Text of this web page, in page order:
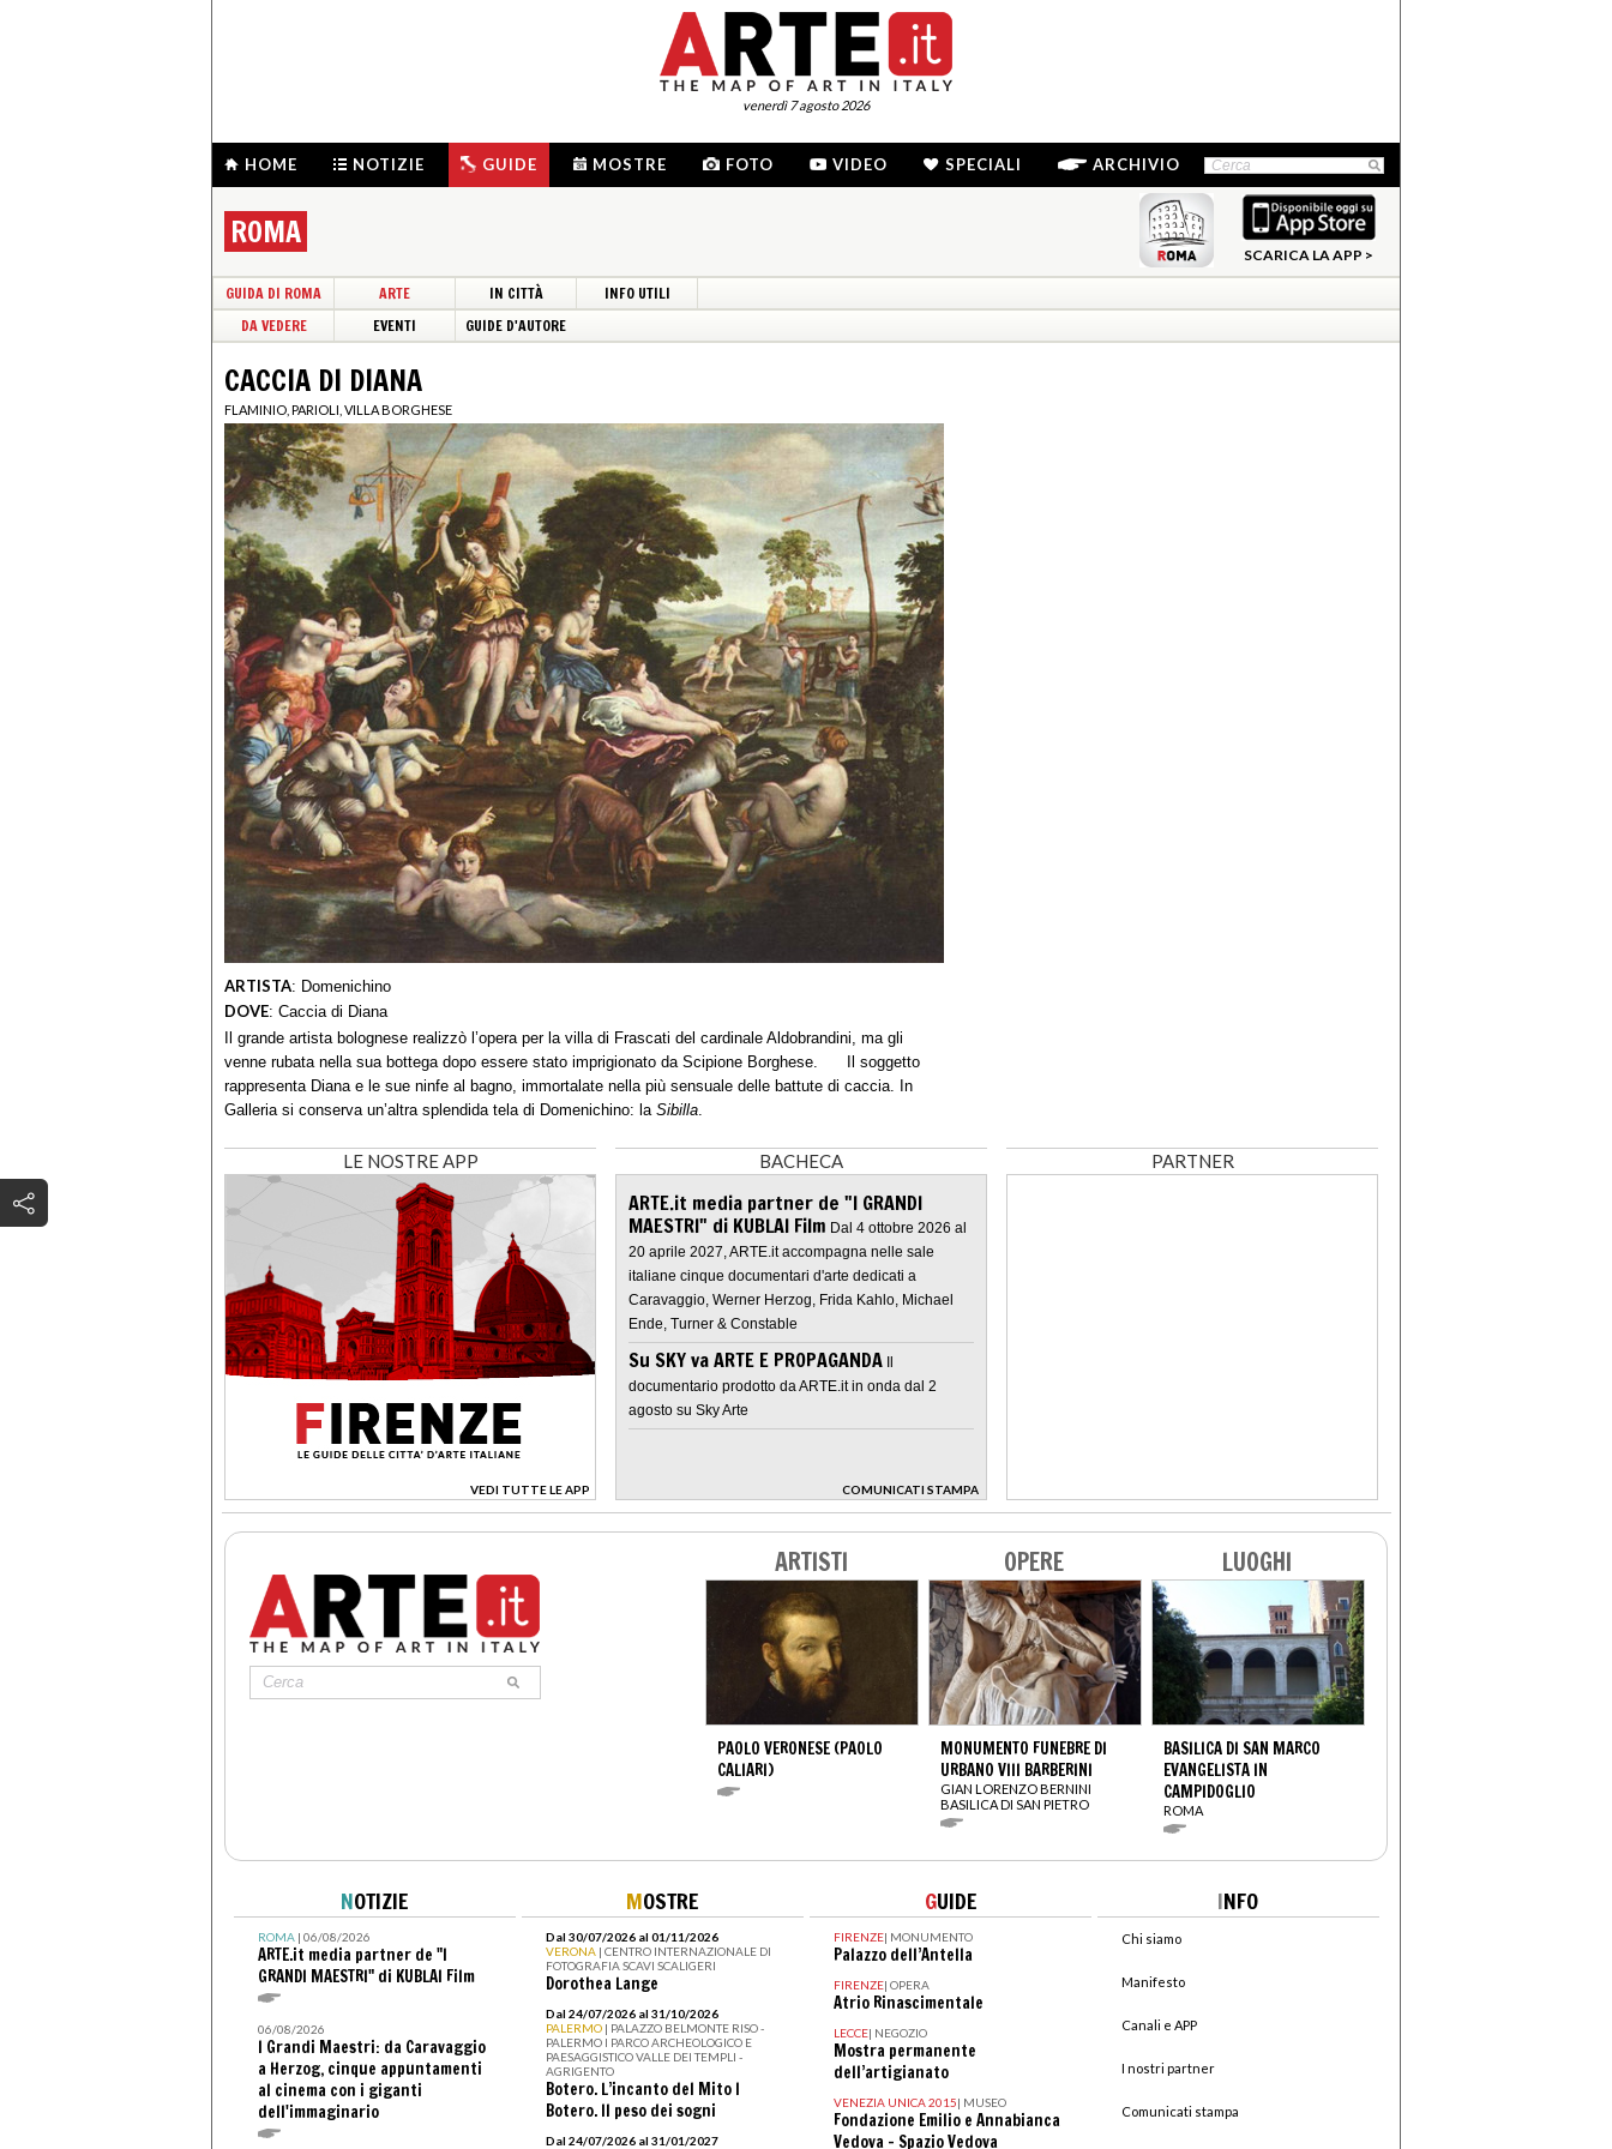
venerdì 7 agosto 2026
HOME NOTIZIE GUIDE MOSTRE FOTO VIDEO SPECIALI ARCHIVIO
ROMA
SCARICA LA APP >
GUIDA DI ROMA ARTE IN CITTÀ
INFO UTILI
DA VEDERE
EVENTI GUIDE D'AUTORE
CACCIA DI DIANA
FLAMINIO, PARIOLI, VILLA BORGHESE
ARTISTA: Domenichino
DOVE: Caccia di Diana
Il grande artista bolognese realizzò l’opera per la villa di Frascati del cardinale Aldobrandini, ma gli
venne rubata nella sua bottega dopo essere stato imprigionato da Scipione Borghese. Il soggetto
rappresenta Diana e le sue ninfe al bagno, immortalate nella più sensuale delle battute di caccia. In
Galleria si conserva un’altra splendida tela di Domenichino: la Sibilla
LE NOSTRE APP
VEDI TUTTE LE APP
>
BACHECA
ARTE.it media partner de "I GRANDI
MAESTRI" di KUBLAI Film Dal 4 ottobre 2026 al
20 aprile 2027, ARTE.it accompagna nelle sale
italiane cinque documentari d'arte dedicati a
Caravaggio, Werner Herzog, Frida Kahlo, Michael
Ende, Turner & Constable
Su SKY va ARTE E PROPAGANDA Il
documentario prodotto da ARTE.it in onda dal 2
agosto su Sky Arte
COMUNICATI STAMPA
>
PARTNER
ARTISTI
PAOLO VERONESE (PAOLO
CALIARI)
OPERE
MONUMENTO FUNEBRE DI
URBANO VIII BARBERINI
GIAN LORENZO BERNINI
BASILICA DI SAN PIETRO
LUOGHI
BASILICA DI SAN MARCO
EVANGELISTA IN
CAMPIDOGLIO
ROMA
NOTIZIE
ROMA| 06/08/2026
ARTE.it media partner de "I
GRANDI MAESTRI" di KUBLAI Film
06/08/2026
I Grandi Maestri: da Caravaggio
a Herzog, cinque appuntamenti
al cinema con i giganti
dell'immaginario
MOSTRE
Dal 30/07/2026 al 01/11/2026
VERONA | CENTRO INTERNAZIONALE DI
FOTOGRAFIA SCAVI SCALIGERI
Dorothea Lange
Dal 24/07/2026 al 31/10/2026
PALERMO | PALAZZO BELMONTE RISO -
PALERMO I PARCO ARCHEOLOGICO E
PAESAGGISTICO VALLE DEI TEMPLI -
AGRIGENTO
Botero. L’incanto del Mito I
Botero. Il peso dei sogni
Dal 24/07/2026 al 31/01/2027
GUIDE
FIRENZE| MONUMENTO
Palazzo dell’Antella
FIRENZE| OPERA
Atrio Rinascimentale
LECCE| NEGOZIO
Mostra permanente
dell’artigianato
VENEZIA UNICA 2015| MUSEO
Fondazione Emilio e Annabianca
Vedova – Spazio Vedova
INFO
Chi siamo
Manifesto
Canali e APP
I nostri partner
Comunicati stampa